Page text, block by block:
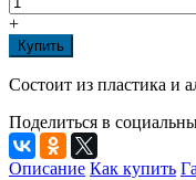
+
Купить
Состоит из пластика и
Поделиться в
Описание Как купить